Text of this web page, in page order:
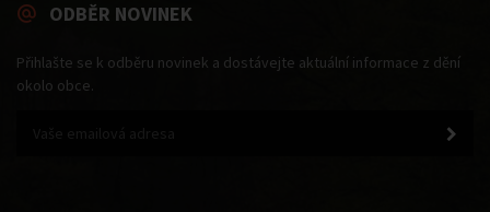
ODBĚR NOVINEK
Přihlašte se k odběru novinek a dostávejte aktuální informace z dění
okolo obce.